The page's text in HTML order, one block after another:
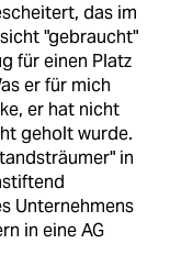
das im
"gebraucht"
für einen Platz
er für mich
er hat nicht
geholt wurde.
in
Unternehmens
in eine AG